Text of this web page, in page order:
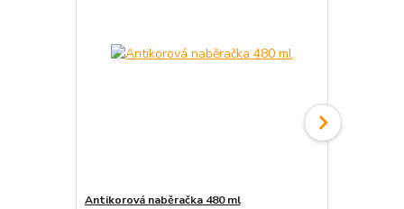
Antikorová naběračka 480 ml